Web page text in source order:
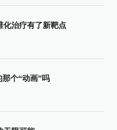
化治疗有了新靶点
个“动画”吗